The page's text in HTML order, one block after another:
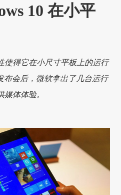
10 在小平
使得它在小尺寸平板上的运行
布会后，微软拿出了几台运行
媒体体验。